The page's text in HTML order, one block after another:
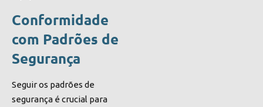
Conformidade
com Padrões de
Segurança
Seguir os padrões de
segurança é crucial para